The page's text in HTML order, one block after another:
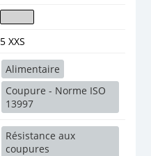
5 XXS
Alimentaire
Coupure - Norme ISO
13997
Résistance aux
coupures